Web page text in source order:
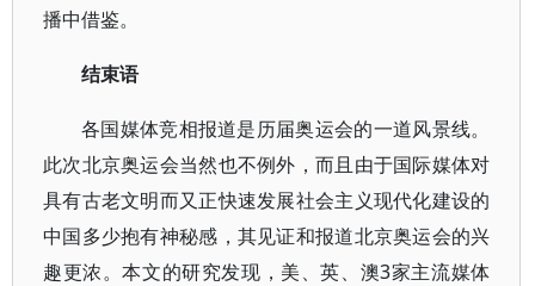
播中借鉴。
结束语
各国媒体竞相报道是历届奥运会的一道风景线。
此次北京奥运会当然也不例外，而且由于国际媒体对
具有古老文明而又正快速发展社会主义现代化建设的
中国多少抱有神秘感，其见证和报道北京奥运会的兴
趣更浓。本文的研究发现，美、英、澳3家主流媒体